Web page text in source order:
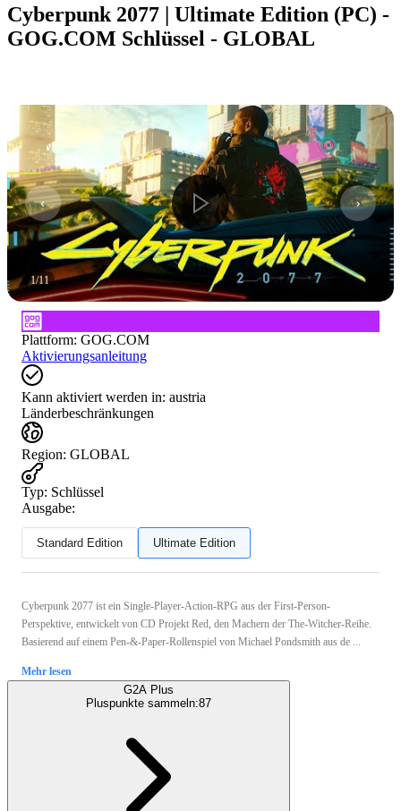
Cyberpunk 2077 | Ultimate Edition (PC) -
GOG.COM Schlüssel - GLOBAL
1/11
Plattform: GOG.COM
Aktivierungsanleitung
Kann aktiviert werden in: austria
Länderbeschränkungen
Region: GLOBAL
Typ: Schlüssel
Ausgabe:
Standard Edition Ultimate Edition
Cyberpunk 2077 ist ein Single-Player-Action-RPG aus der First-Person-
Perspektive, entwickelt von CD Projekt Red, den Machern der The-Witcher-Reihe.
Basierend auf einem Pen-&-Paper-Rollenspiel von Michael Pondsmith aus de ...
Mehr lesen
G2A Plus
Pluspunkte sammeln:87